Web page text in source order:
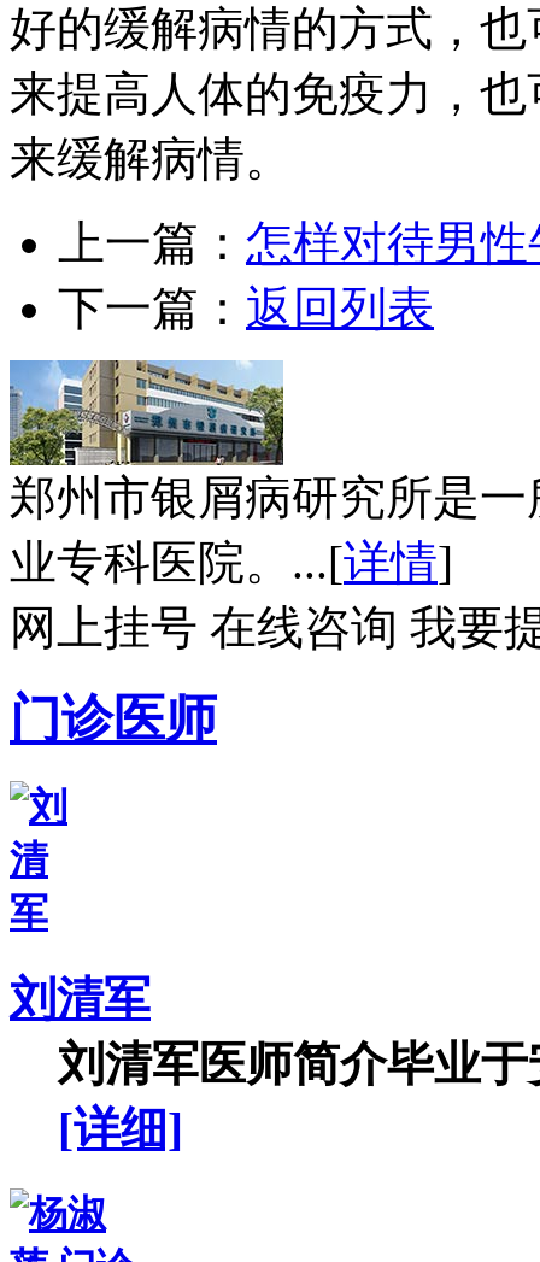
好的缓解病情的方式，
来提高人体的免疫力，
来缓解病情。
上一篇： 怎样对待男
下一篇： 返回列表
郑州市银屑病研究所是
业专科医院。...[详情]
网上挂号 在线咨询 我要
门诊医师
刘清军
刘清军医师简介毕业
[详细]